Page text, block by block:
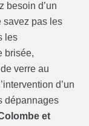
besoin d’un
savez pas les
les
brisée,
verre au
d’un
dépannages
et